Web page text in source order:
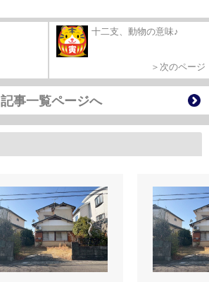
十二支、動物の意味♪
＞次のページ
記事一覧ページへ